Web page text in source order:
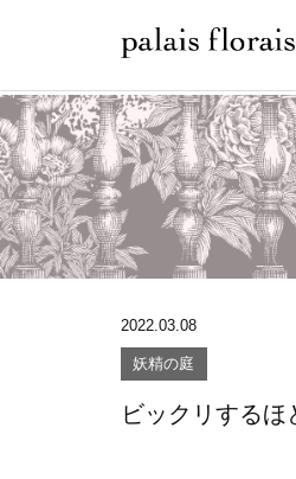
2022.03.08
妖精の庭
ビックリするほ